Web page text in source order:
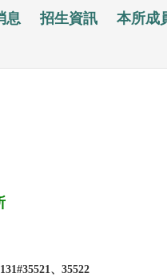
息 招生資訊 本所成
、35522